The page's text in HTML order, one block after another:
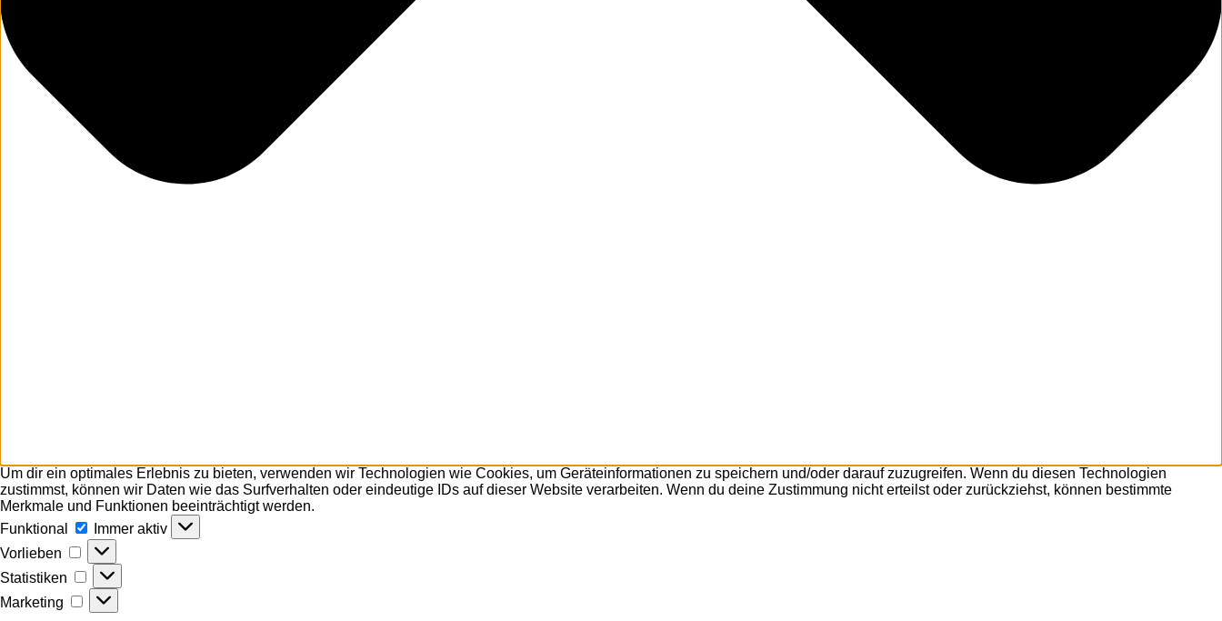
Um dir ein optimales Erlebnis zu bieten, verwenden wir Technologien wie Cookies, um Geräteinformationen zu speichern und/oder darauf zuzugreifen. Wenn du diesen Technologien
zustimmst, können wir Daten wie das Surfverhalten oder eindeutige IDs auf dieser Website verarbeiten. Wenn du deine Zustimmung nicht erteilst oder zurückziehst, können bestimmte
Merkmale und Funktionen beeinträchtigt werden.
Funktional
Funktional
Immer aktiv
Vorlieben
Vorlieben
Statistiken Statistiken
Marketing Marketing